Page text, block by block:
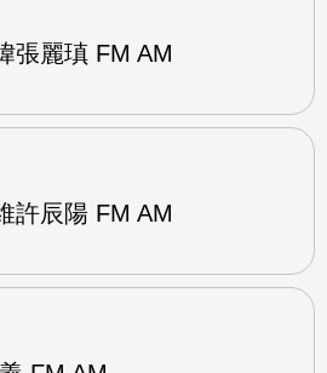
張麗瑱 FM AM
許辰陽 FM AM